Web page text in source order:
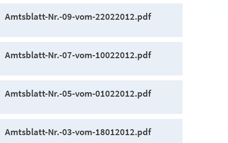
Amtsblatt-Nr.-09-vom-22022012.pdf
Amtsblatt-Nr.-07-vom-10022012.pdf
Amtsblatt-Nr.-05-vom-01022012.pdf
Amtsblatt-Nr.-03-vom-18012012.pdf